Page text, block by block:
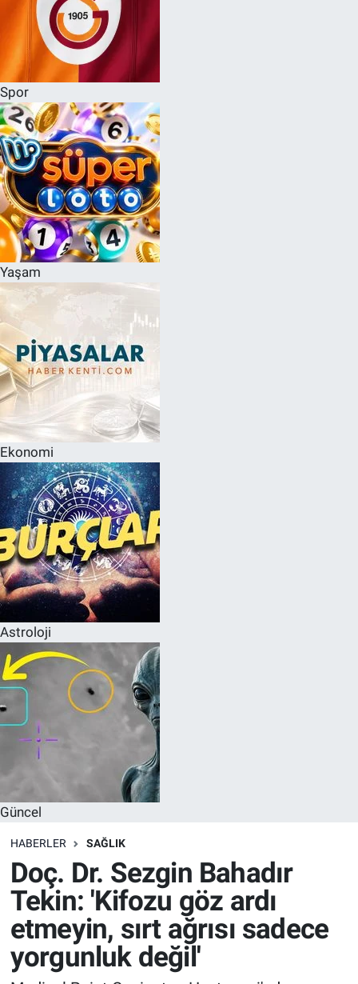
Spor
Yaşam
Ekonomi
Astroloji
Güncel
HABERLER SAĞLIK
Doç. Dr. Sezgin Bahadır
Tekin: 'Kifozu göz ardı
etmeyin, sırt ağrısı sadece
yorgunluk değil'